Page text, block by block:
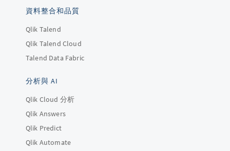
資料整合和品質
Qlik Talend
Qlik Talend Cloud
Talend Data Fabric
分析與 AI
Qlik Cloud 分析
Qlik Answers
Qlik Predict
Qlik Automate